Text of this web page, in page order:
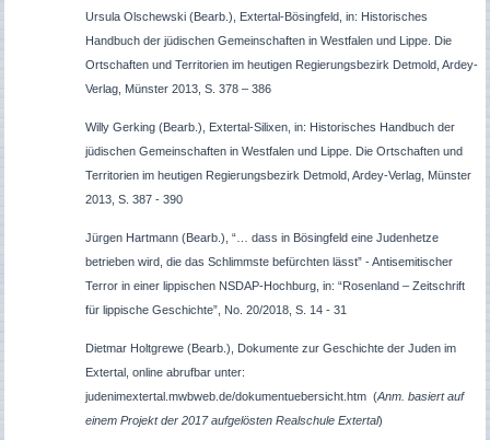
Ursula Olschewski (Bearb.), Extertal-Bösingfeld, in: Historisches
Handbuch der jüdischen Gemeinschaften in Westfalen und Lippe. Die
Ortschaften und Territorien im heutigen Regierungsbezirk Detmold, Ardey-
Verlag, Münster 2013, S. 378 – 386
Willy Gerking (Bearb.), Extertal-Silixen, in: Historisches Handbuch der
jüdischen Gemeinschaften in Westfalen und Lippe. Die Ortschaften und
Territorien im heutigen Regierungsbezirk Detmold, Ardey-Verlag, Münster
2013, S. 387 - 390
Jürgen Hartmann (Bearb.), “… dass in Bösingfeld eine Judenhetze
betrieben wird, die das Schlimmste befürchten lässt” - Antisemitischer
Terror in einer lippischen NSDAP-Hochburg, in: “Rosenland – Zeitschrift
für lippische Geschichte”, No. 20/2018, S. 14 - 31
Dietmar Holtgrewe (Bearb.), Dokumente zur Geschichte der Juden im
Extertal, online abrufbar unter:
judenimextertal.mwbweb.de/dokumentuebersicht.htm (Anm. basiert auf
einem Projekt der 2017 aufgelösten Realschule Extertal)